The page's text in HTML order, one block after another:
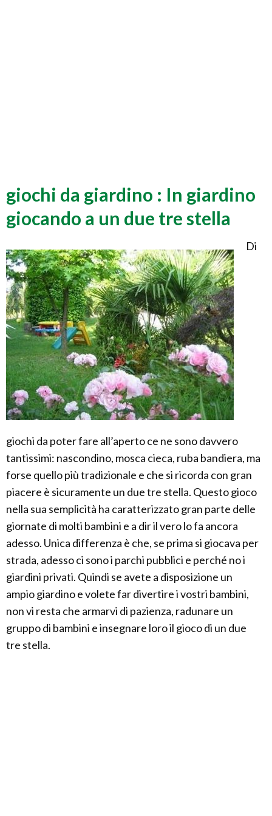
giochi da giardino : In giardino
giocando a un due tre stella
Di
giochi da poter fare all’aperto ce ne sono davvero
tantissimi: nascondino, mosca cieca, ruba bandiera, ma
forse quello più tradizionale e che si ricorda con gran
piacere è sicuramente un due tre stella. Questo gioco
nella sua semplicità ha caratterizzato gran parte delle
giornate di molti bambini e a dir il vero lo fa ancora
adesso. Unica differenza è che, se prima si giocava per
strada, adesso ci sono i parchi pubblici e perché no i
giardini privati. Quindi se avete a disposizione un
ampio giardino e volete far divertire i vostri bambini,
non vi resta che armarvi di pazienza, radunare un
gruppo di bambini e insegnare loro il gioco di un due
tre stella.